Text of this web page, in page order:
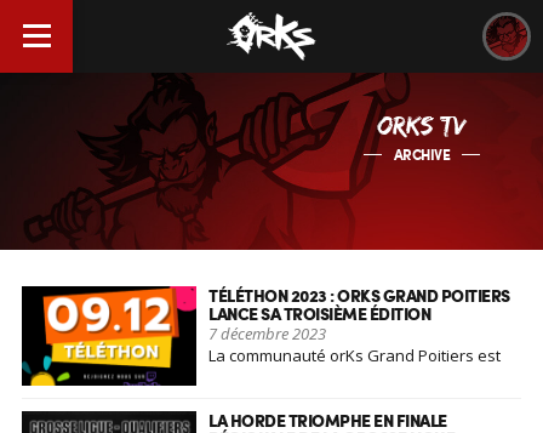
ORKS TV
ARCHIVE
TÉLÉTHON 2023 : ORKS GRAND POITIERS
LANCE SA TROISIÈME ÉDITION
7 décembre 2023
La communauté orKs Grand Poitiers est
LA HORDE TRIOMPHE EN FINALE